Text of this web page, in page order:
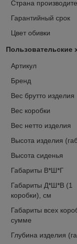
Страна
Гарантийный срок
Цвет обивки
Пользовательские
Артикул
Бренд
Вес брутто изделия
Вес коробки
Вес нетто изделия
Высота изделия
Высота сиденья
Габариты В*Ш*Г
Габариты Д*Ш*В (1
коробки), см
Габариты всех
сумме
Глубина изделия